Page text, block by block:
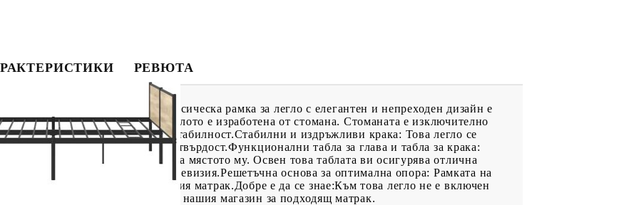
РЕВЮТА
вашата спалня, тогава тази класическа рамка за легло с елегантен и непреходен дизайн е
конструкция: Рамката на леглото е изработена от стомана. Стоманата е изключително
изключителна здравина и стабилност.Стабилни и издръжливи крака: Това легло се
стабилност, безопасност и твърдост.Функционални табла за глава и табла за крака:
за легло държат вашия матрак на мястото му. Освен това таблата ви осигурява отлична
за да четете или гледате телевизия.Решетъчна основа за оптимална опора: Рамката на
за опора и дишане на вашия матрак.Добре е да се знае:Към това легло не е включен
матраци. Можете да проверите нашия магазин за подходящ матрак.